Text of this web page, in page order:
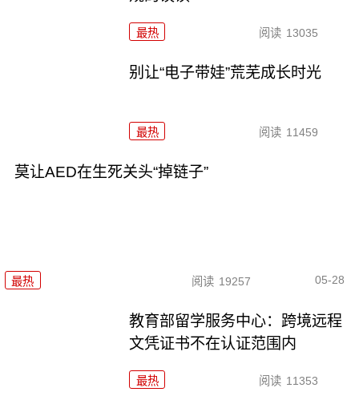
最热 阅读 13035
别让“电子带娃”荒芜成长时光
最热 阅读 11459
莫让AED在生死关头“掉链子”
最热 阅读 19257 05-28
教育部留学服务中心：跨境远程
文凭证书不在认证范围内
最热 阅读 11353